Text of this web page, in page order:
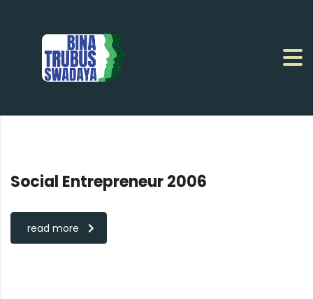
Social Entrepreneur 2006
read more